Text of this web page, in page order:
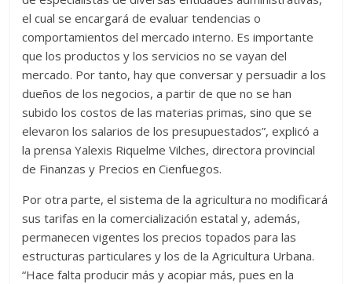
el cual se encargará de evaluar tendencias o
comportamientos del mercado interno. Es importante
que los productos y los servicios no se vayan del
mercado. Por tanto, hay que conversar y persuadir a los
dueños de los negocios, a partir de que no se han
subido los costos de las materias primas, sino que se
elevaron los salarios de los presupuestados”, explicó a
la prensa Yalexis Riquelme Vilches, directora provincial
de Finanzas y Precios en Cienfuegos.
Por otra parte, el sistema de la agricultura no modificará
sus tarifas en la comercialización estatal y, además,
permanecen vigentes los precios topados para las
estructuras particulares y los de la Agricultura Urbana.
“Hace falta producir más y acopiar más, pues en la